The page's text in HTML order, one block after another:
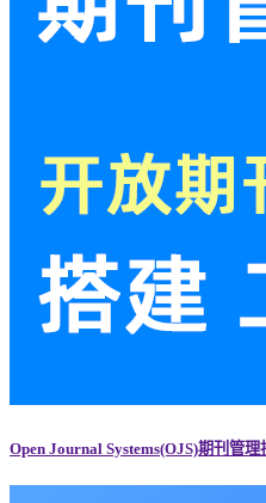
Open Journal Systems(OJS)期刊管